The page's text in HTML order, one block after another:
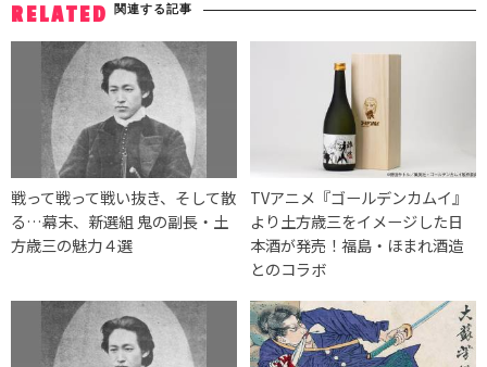
RELATED 関連する記事
戦って戦って戦い抜き、そして散
る…幕末、新選組 鬼の副長・土
方歳三の魅力４選
TVアニメ『ゴールデンカムイ』
より土方歳三をイメージした日
本酒が発売！福島・ほまれ酒造
とのコラボ